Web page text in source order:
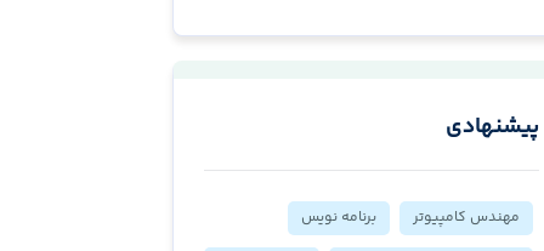
پیشنهادی
مهندس کامپیوتر
برنامه نویس